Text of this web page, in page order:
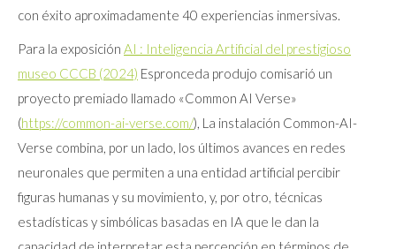
con éxito aproximadamente 40 experiencias inmersivas.
Para la exposición AI : Inteligencia Artificial del prestigioso
museo CCCB (2024) Espronceda produjo comisarió un
proyecto premiado llamado «Common AI Verse»
(https://common-ai-verse.com/), La instalación Common-AI-
Verse combina, por un lado, los últimos avances en redes
neuronales que permiten a una entidad artificial percibir
figuras humanas y su movimiento, y, por otro, técnicas
estadísticas y simbólicas basadas en IA que le dan la